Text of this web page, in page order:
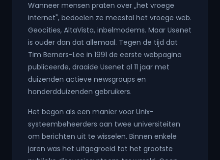
Wanneer mensen praten over „het vroege
internet", bedoelen ze meestal het vroege web.
Geocities, AltaVista, inbelmodems. Maar Usenet
is ouder dan dat allemaal. Tegen de tijd dat
Tim Berners-Lee in 1991 de eerste webpagina
publiceerde, draaide Usenet al 11 jaar met
duizenden actieve newsgroups en
honderdduizenden gebruikers.
Het begon als een manier voor Unix-
systeembeheerders aan twee universiteiten
om berichten uit te wisselen. Binnen enkele
jaren was het uitgegroeid tot het grootste